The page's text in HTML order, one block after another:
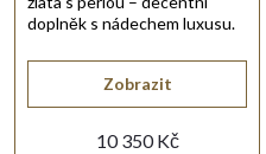
10 350 Kč
Zobrazit
doplněk s nádechem luxusu.